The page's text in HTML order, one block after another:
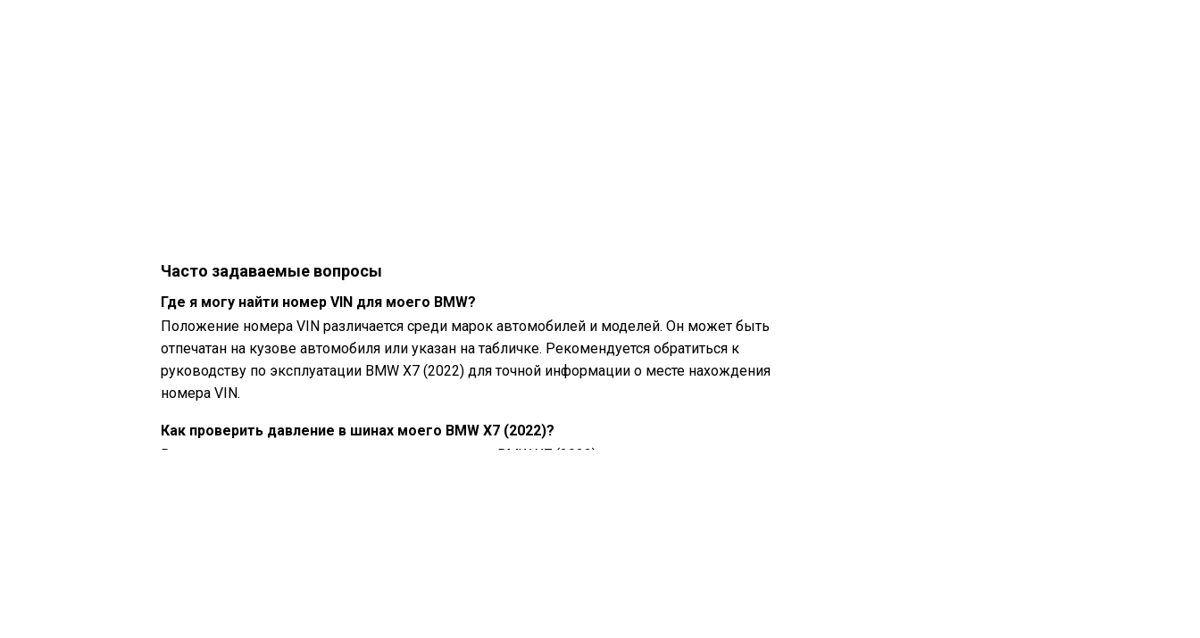
Часто задаваемые вопросы
Где я могу найти номер VIN для моего BMW?
Положение номера VIN различается среди марок автомобилей и моделей. Он может быть
отпечатан на кузове автомобиля или указан на табличке. Рекомендуется обратиться к
руководству по эксплуатации BMW X7 (2022) для точной информации о месте нахождения
номера VIN.
Как проверить давление в шинах моего BMW X7 (2022)?
Вы можете проверить давление в шинах вашего BMW X7 (2022) с помощью манометра для